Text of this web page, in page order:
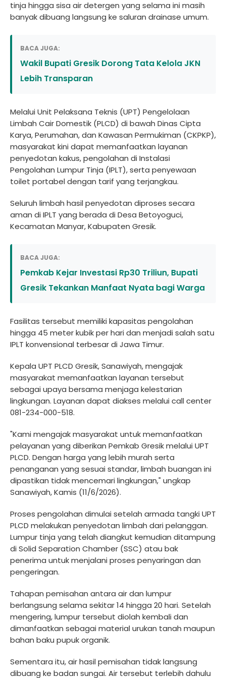
tinja hingga sisa air detergen yang selama ini masih
banyak dibuang langsung ke saluran drainase umum.
BACA JUGA:
Wakil Bupati Gresik Dorong Tata Kelola JKN
Lebih Transparan
Melalui Unit Pelaksana Teknis (UPT) Pengelolaan
Limbah Cair Domestik (PLCD) di bawah Dinas Cipta
Karya, Perumahan, dan Kawasan Permukiman (CKPKP),
masyarakat kini dapat memanfaatkan layanan
penyedotan kakus, pengolahan di Instalasi
Pengolahan Lumpur Tinja (IPLT), serta penyewaan
toilet portabel dengan tarif yang terjangkau.
Seluruh limbah hasil penyedotan diproses secara
aman di IPLT yang berada di Desa Betoyoguci,
Kecamatan Manyar, Kabupaten Gresik.
BACA JUGA:
Pemkab Kejar Investasi Rp30 Triliun, Bupati
Gresik Tekankan Manfaat Nyata bagi Warga
Fasilitas tersebut memiliki kapasitas pengolahan
hingga 45 meter kubik per hari dan menjadi salah satu
IPLT konvensional terbesar di Jawa Timur.
Kepala UPT PLCD Gresik, Sanawiyah, mengajak
masyarakat memanfaatkan layanan tersebut
sebagai upaya bersama menjaga kelestarian
lingkungan. Layanan dapat diakses melalui call center
081-234-000-518.
"Kami mengajak masyarakat untuk memanfaatkan
pelayanan yang diberikan Pemkab Gresik melalui UPT
PLCD. Dengan harga yang lebih murah serta
penanganan yang sesuai standar, limbah buangan ini
dipastikan tidak mencemari lingkungan," ungkap
Sanawiyah, Kamis (11/6/2026).
Proses pengolahan dimulai setelah armada tangki UPT
PLCD melakukan penyedotan limbah dari pelanggan.
Lumpur tinja yang telah diangkut kemudian ditampung
di Solid Separation Chamber (SSC) atau bak
penerima untuk menjalani proses penyaringan dan
pengeringan.
Tahapan pemisahan antara air dan lumpur
berlangsung selama sekitar 14 hingga 20 hari. Setelah
mengering, lumpur tersebut diolah kembali dan
dimanfaatkan sebagai material urukan tanah maupun
bahan baku pupuk organik.
Sementara itu, air hasil pemisahan tidak langsung
dibuang ke badan sungai. Air tersebut terlebih dahulu